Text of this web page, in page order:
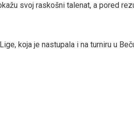
svoj raskošni talenat, a pored
koja je nastupala i na turniru u